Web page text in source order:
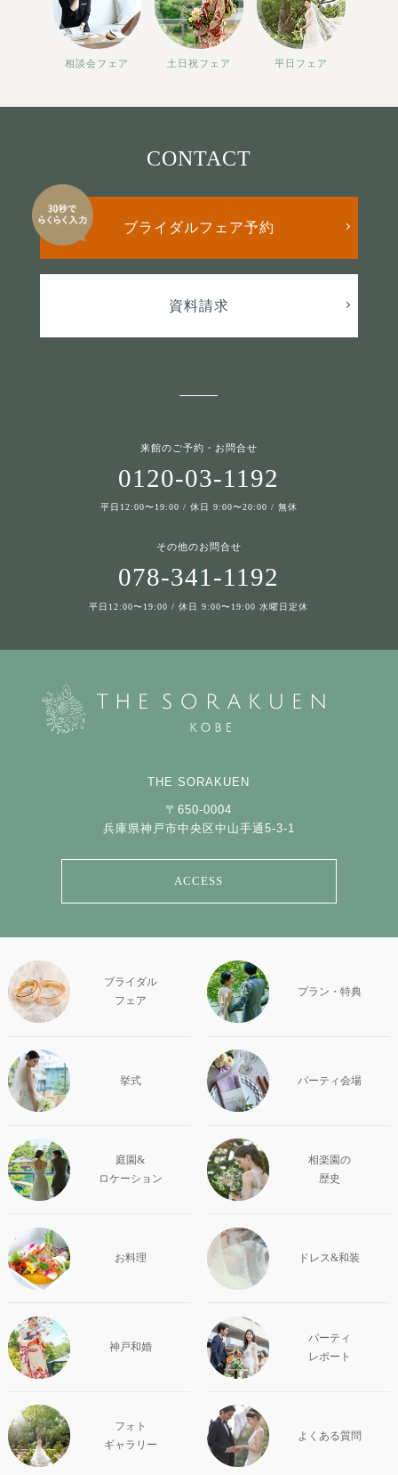
相談会フェア 土日祝フェア 平日フェア
CONTACT
ブライダルフェア予約
資料請求
来館のご予約・お問合せ
0120-03-1192
平日12:00〜19:00 / 休日 9:00〜20:00 / 無休
その他のお問合せ
078-341-1192
平日12:00〜19:00 / 休日 9:00〜19:00 水曜日定休
THE SORAKUEN
〒650-0004
兵庫県神戸市中央区中山手通5-3-1
ACCESS
ブライダル
フェア
プラン・特典
挙式 パーティ会場
庭園&
ロケーション
相楽園の
歴史
お料理 ドレス&和装
神戸和婚
パーティ
レポート
フォト
ギャラリー
よくある質問